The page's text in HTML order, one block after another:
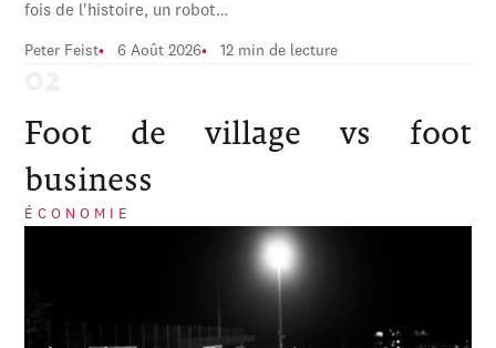
fois de l'histoire, un robot…
Peter Feist 6 Août 2026 12 min de lecture
Foot de village vs foot
business
ÉCONOMIE